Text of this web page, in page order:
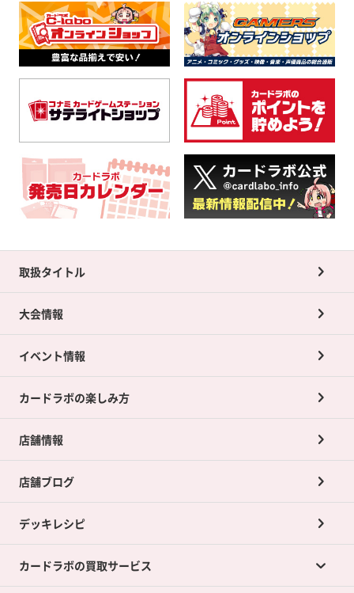
取扱タイトル
大会情報
イベント情報
カードラボの楽しみ方
店舗情報
店舗ブログ
デッキレシピ
カードラボの買取サービス